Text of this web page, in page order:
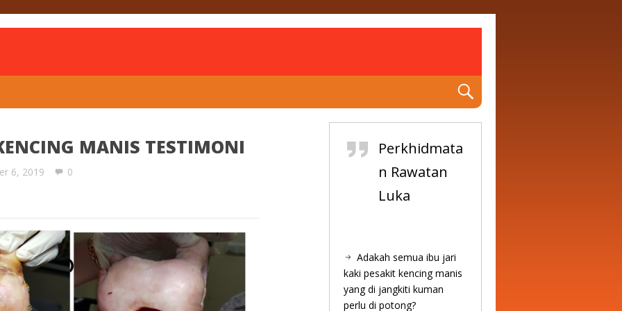
MANIS TESTIMONI
6, 2019 0
Perkhidmata
n Rawatan
Luka
Adakah semua ibu jari
kaki pesakit kencing manis
yang di jangkiti kuman
perlu di potong?